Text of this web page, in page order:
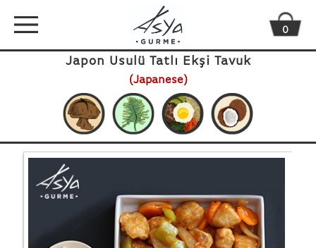
0
Japon Usulü Tatlı Ekşi Tavuk
(Japanese)